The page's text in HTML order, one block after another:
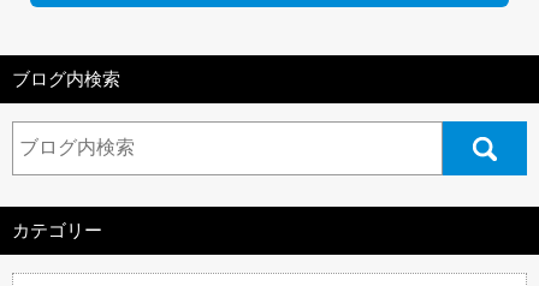
ブログ内検索
カテゴリー